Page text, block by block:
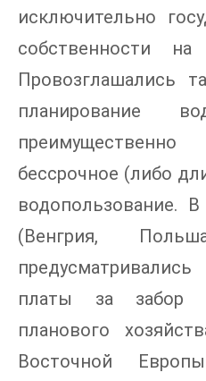
исключительно
собственности
Провозглашались
планирование
бессрочное (либо
водопользование.
(Венгрия,
платы за
планового
Восточной